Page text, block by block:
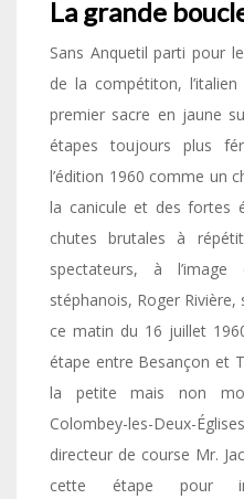
La grande
Sans Anquetil parti pour
de la compétiton,
premier sacre en jaune
étapes toujours plus
l’édition 1960 comme un
la canicule et des fortes
chutes brutales à
spectateurs, à
stéphanois, Roger Rivière,
ce matin du 16 juillet
étape entre Besançon et
la petite mais non
Colombey-les-Deux-
directeur de course Mr.
cette étape pour